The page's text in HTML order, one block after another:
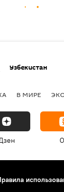
Узбекистан
В МИРЕ